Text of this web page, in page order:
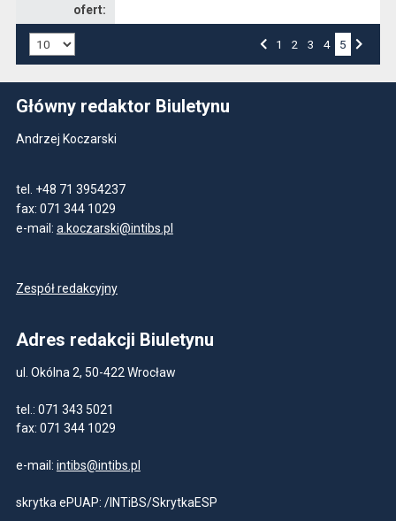
ofert:
1 2 3 4 5
Główny redaktor Biuletynu
Andrzej Koczarski
tel. +48 71 3954237
fax: 071 344 1029
e-mail: a.koczarski@intibs.pl
Zespół redakcyjny
Adres redakcji Biuletynu
ul. Okólna 2, 50-422 Wrocław
tel.: 071 343 5021
fax: 071 344 1029
e-mail: intibs@intibs.pl
skrytka ePUAP: /INTiBS/SkrytkaESP